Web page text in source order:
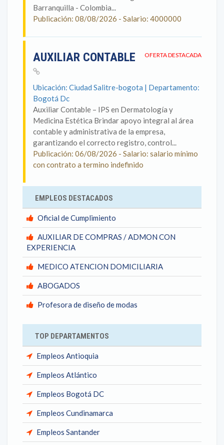
Barranquilla - Colombia...
Publicación: 08/08/2026 - Salario: 4000000
OFERTA DESTACADA
AUXILIAR CONTABLE
Ubicación: Ciudad Salitre-bogota | Departamento:
Bogotá Dc
Auxiliar Contable – IPS en Dermatología y
Medicina Estética Brindar apoyo integral al área
contable y administrativa de la empresa,
garantizando el correcto registro, control...
Publicación: 06/08/2026 - Salario: salario mínimo
con contrato a termino indefinido
EMPLEOS DESTACADOS
Oficial de Cumplimiento
AUXILIAR DE COMPRAS / ADMON CON
EXPERIENCIA
MEDICO ATENCION DOMICILIARIA
ABOGADOS
Profesora de diseño de modas
TOP DEPARTAMENTOS
Empleos Antioquia
Empleos Atlántico
Empleos Bogotá DC
Empleos Cundinamarca
Empleos Santander